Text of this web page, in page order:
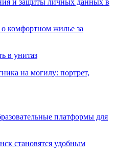
комфортном жилье за
в унитаз
на могилу: портрет,
платформы для
становятся удобным